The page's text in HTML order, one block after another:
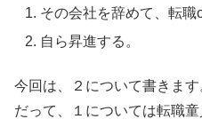
その会社を辞めて、転職
自ら昇進する。
今回は、２について書きます
だって、１については転職